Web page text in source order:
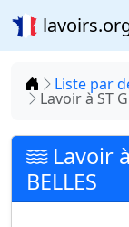
Accueil
Liste par
Lavoir à ST
Lavoir à
BELLES